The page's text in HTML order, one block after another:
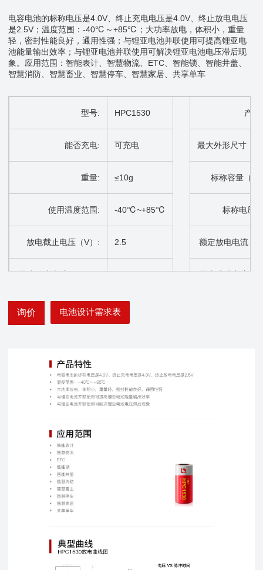
电容电池的标称电压是4.0V、终止充电电压是4.0V、终止放电电压
是2.5V；温度范围：-40℃～+85℃；大功率放电，体积小，重量
轻，密封性能良好，通用性强；与锂亚电池并联使用可提高锂亚电
池能量输出效率；与锂亚电池并联使用可解决锂亚电池电压滞后现
象。应用范围：智能表计、智慧物流、ETC、智能锁、智能井盖、
智慧消防、智慧畜业、智慧停车、智慧家居、共享单车
型号: HPC1530 产品
能否充电: 可充电 最大外形尺寸（
重量: ≤10g 标称容量（
使用温度范围: -40℃~+85℃ 标称电压
放电截止电压（V）: 2.5 额定放电电流（
最大放电电流（mA）: 850 最大脉冲电流（
标准充电电流（mA）*: 90
询价 电池设计需求表